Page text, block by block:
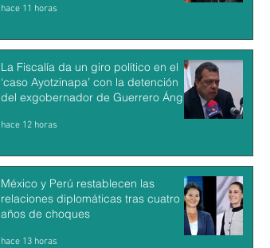
hace 11 horas
La Fiscalía da un giro político en el
‘caso Ayotzinapa’ con la detención
del exgobernador de Guerrero Ángel
hace 12 horas
México y Perú restablecen las
relaciones diplomáticas tras cuatro
años de choques
hace 13 horas